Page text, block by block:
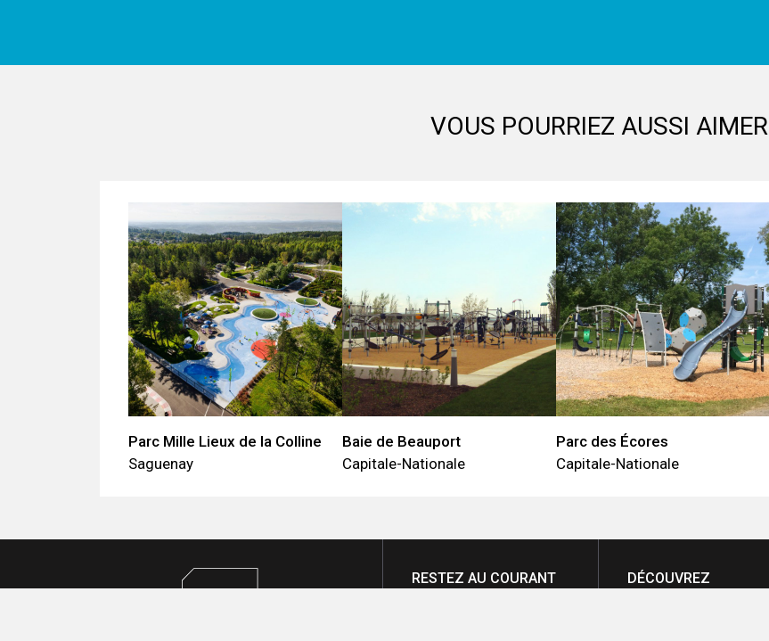
VOUS POURRIEZ AUSSI AIMER
Parc Mille Lieux de la Colline
Saguenay
Baie de Beauport
Capitale-Nationale
Parc des Écores
Capitale-Nationale
RESTEZ AU COURANT
DÉCOUVREZ